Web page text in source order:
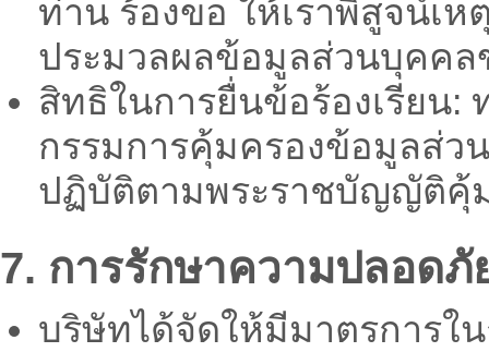
ท่าน ร้องขอ ให้เราพิสูจน์เ
ประมวลผลข้อมูลส่วนบุคคล
สิทธิในการยื่นข้อร้องเรียน
กรรมการคุ้มครองข้อมูลส่ว
ปฏิบัติตามพระราชบัญญัติคุ้
7. การรักษาความปลอด
บริษัทได้จัดให้มีมาตรการใ